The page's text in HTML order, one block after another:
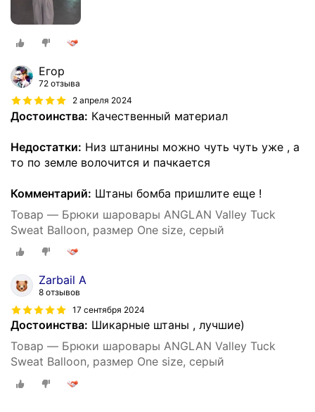
Егор
72 отзыва
2 апреля 2024
Достоинства: Качественный материал
Недостатки: Низ штанины можно чуть чуть уже , а
то по земле волочится и пачкается
Комментарий: Штаны бомба пришлите еще !
Товар — Брюки шаровары ANGLAN Valley Tuck
Sweat Balloon, размер One size, серый
Zarbail A
8 отзывов
17 сентября 2024
Достоинства: Шикарные штаны , лучшие)
Товар — Брюки шаровары ANGLAN Valley Tuck
Sweat Balloon, размер One size, серый